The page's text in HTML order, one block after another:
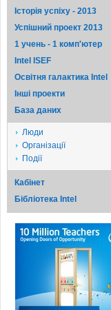
Історія успіху - 2013
Успішний проект 2013
1 учень - 1 комп'ютер
Intel ISEF
Освітня галактика Intel
Iншi проекти
База даних
Люди
Організації
Події
Кабінет
Бібліотека Intel